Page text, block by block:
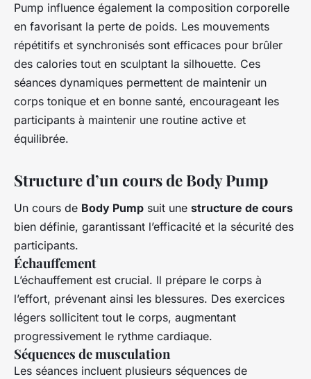
Pump influence également la composition corporelle
en favorisant la perte de poids. Les mouvements
répétitifs et synchronisés sont efficaces pour brûler
des calories tout en sculptant la silhouette. Ces
séances dynamiques permettent de maintenir un
corps tonique et en bonne santé, encourageant les
participants à maintenir une routine active et
équilibrée.
Structure d’un cours de Body Pump
Un cours de Body Pump suit une structure de cours
bien définie, garantissant l’efficacité et la sécurité des
participants.
Échauffement
L’échauffement est crucial. Il prépare le corps à
l’effort, prévenant ainsi les blessures. Des exercices
légers sollicitent tout le corps, augmentant
progressivement le rythme cardiaque.
Séquences de musculation
Les séances incluent plusieurs séquences de